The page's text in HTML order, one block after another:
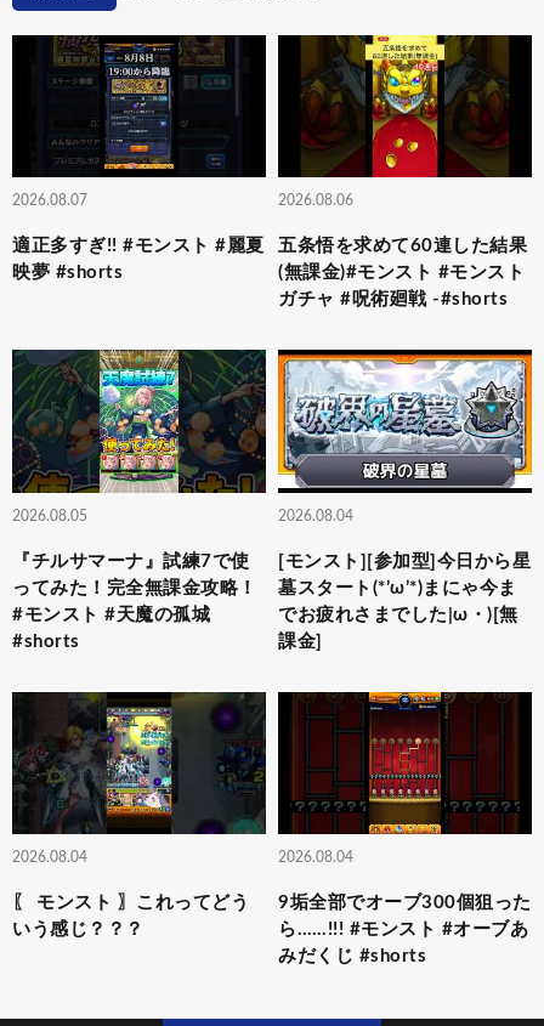
2026.08.07
適正多すぎ!! #モンスト #麗夏
映夢 #shorts
2026.08.06
五条悟を求めて60連した結果
(無課金)#モンスト #モンスト
ガチャ #呪術廻戦 -#shorts
2026.08.05
『チルサマーナ』試練7で使
ってみた！完全無課金攻略！
#モンスト #天魔の孤城
#shorts
2026.08.04
[モンスト][参加型]今日から星
墓スタート(*’ω’*)まにゃ今ま
でお疲れさまでした|ω・)[無
課金]
2026.08.04
〖 モンスト 〗これってどう
いう感じ？？？
2026.08.04
9垢全部でオーブ300個狙った
ら……!!! #モンスト #オーブあ
みだくじ #shorts